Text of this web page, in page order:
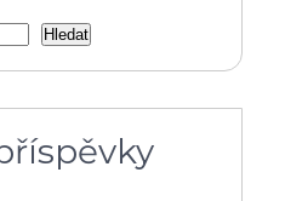
Hledat